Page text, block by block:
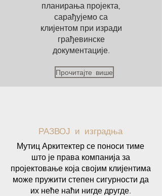
планирања пројекта,
сарађујемо са
клијентом при изради
грађевинске
документације.
Прочитајте више
РАЗВОЈ и изградња
Мутиц Аркитектер се поноси тиме
што је права компанија за
пројектовање која својим клијентима
може пружити степен сигурности да
их неће наћи нигде другде.